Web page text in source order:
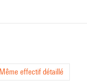
Même effectif détaillé